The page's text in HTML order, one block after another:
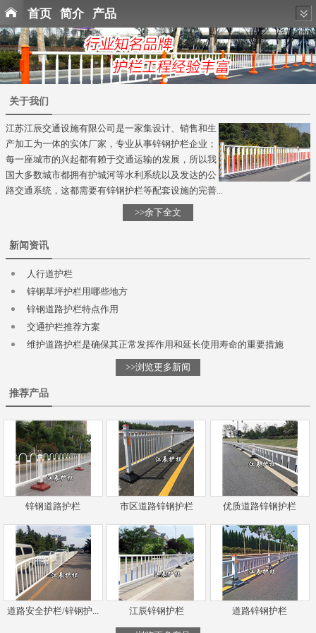
首页 简介 产品
关于我们
江苏江辰交通设施有限公司是一家集设计、销售和生
产加工为一体的实体厂家，专业从事锌钢护栏企业；
每一座城市的兴起都有赖于交通运输的发展，所以我
国大多数城市都拥有护城河等水利系统以及发达的公
路交通系统，这都需要有锌钢护栏等配套设施的完善...
>>余下全文
新闻资讯
人行道护栏
锌钢草坪护栏用哪些地方
锌钢道路护栏特点作用
交通护栏推荐方案
维护道路护栏是确保其正常发挥作用和延长使用寿命的重要措施
>>浏览更多新闻
推荐产品
锌钢道路护栏 市区道路锌钢护栏 优质道路锌钢护栏
道路安全护栏/锌钢护... 江辰锌钢护栏 道路锌钢护栏